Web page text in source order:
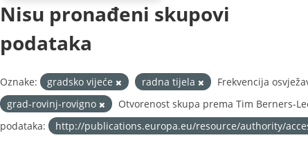
Nisu pronađeni skupovi
podataka
Oznake: gradsko vijeće radna tijela Frekvencija
grad-rovinj-rovigno
Otvorenost skupa prema Tim Berners-
podataka:
http://publications.europa.eu/resource/authority/